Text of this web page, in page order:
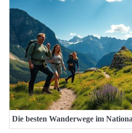
Die besten Wanderwege im